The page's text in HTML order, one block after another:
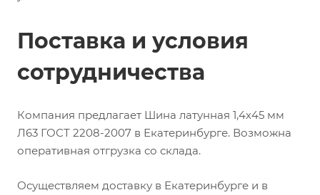
Поставка и условия
сотрудничества
Компания предлагает Шина латунная 1,4х45 мм
Л63 ГОСТ 2208-2007 в Екатеринбурге. Возможна
оперативная отгрузка со склада.
Осуществляем доставку в Екатеринбурге и в